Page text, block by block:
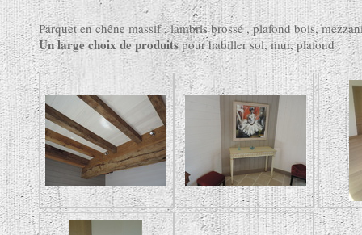
Parquet en chêne massif , lambris brossé , plafond bois,
Un large choix de produitspour habiller sol, mur, plafond .